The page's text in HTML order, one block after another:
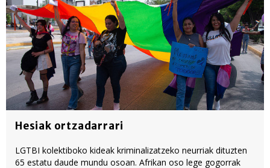
Hesiak ortzadarrari
LGTBI kolektiboko kideak kriminalizatzeko neurriak dituzten
65 estatu daude mundu osoan. Afrikan oso lege gogorrak